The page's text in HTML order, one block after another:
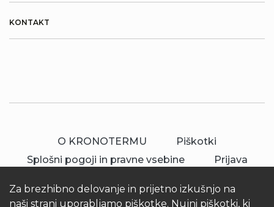
Za brezhibno delovanje in prijetno izkušnjo na
naši strani uporabljamo piškotke. Nujni piškotki, ki
KONTAKT
O KRONOTERMU
Piškotki
Splošni pogoji in pravne vsebine
Prijava